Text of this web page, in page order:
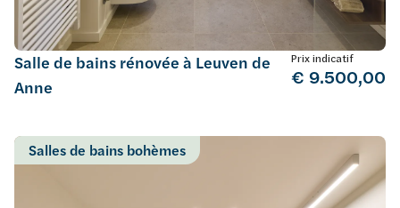
Salle de bains rénovée à Leuven de
Anne
Prix indicatif
€ 9.500,00
Salles de bains bohèmes